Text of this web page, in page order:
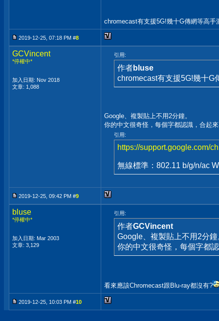
chromecast有支援5G!幾十G傳網等高手
2019-12-25, 07:18 PM #8
GCVincent
*停權中*
加入日期: Nov 2018
文章: 1,088
引用:
作者bluse
chromecast有支援5G!幾十G
Google、複製貼上不用2分鐘。
你的中文很奇怪，每個字都認識，合起
引用:
https://support.google.com/
無線標準：802.11 b/g/n/ac
2019-12-25, 09:42 PM #9
bluse
*停權中*
加入日期: Mar 2003
文章: 3,129
引用:
作者GCVincent
Google、複製貼上不用2分鐘
你的中文很奇怪，每個字都
看來應該Chromecast跟Blu-ray都沒有?
2019-12-25, 10:03 PM #10